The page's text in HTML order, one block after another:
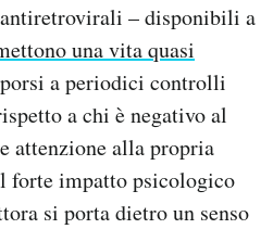
– disponibili a
una vita quasi
a periodici controlli
a chi è negativo al
attenzione alla propria
forte impatto psicologico
si porta dietro un senso